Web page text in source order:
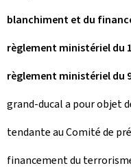
blanchiment et du
règlement ministériel du
règlement ministériel du
grand-ducal a pour objet
tendante au Comité de
financement du